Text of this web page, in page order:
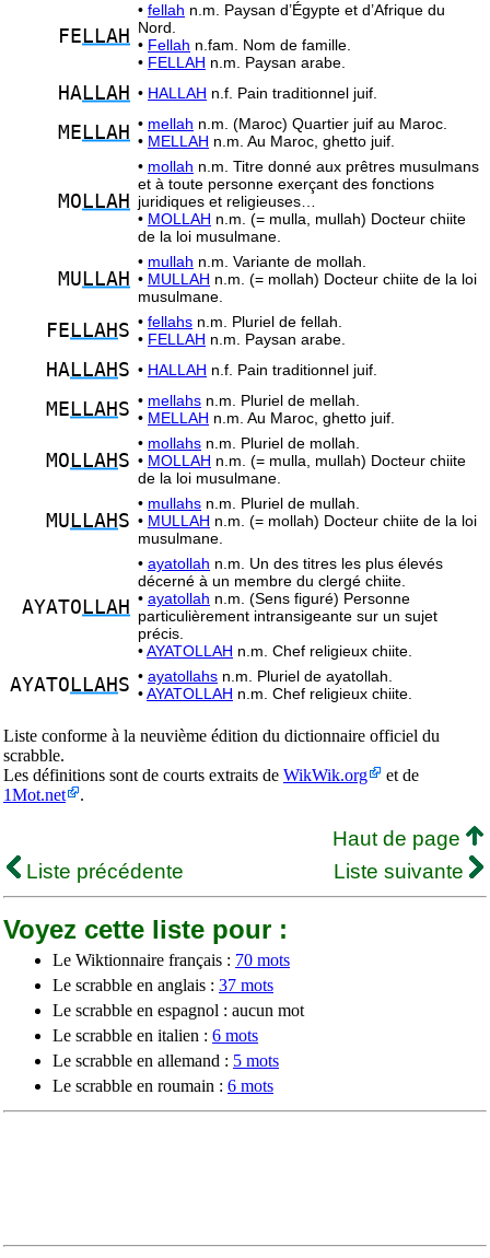
FE LLAH
• fellah n.m. Paysan d’Égypte et d’Afrique du
Nord.
• Fellah n.fam. Nom de famille.
• FELLAH n.m. Paysan arabe.
HALLAH • HALLAH n.f. Pain traditionnel juif.
ME LLAH • mellah n.m. (Maroc) Quartier juif au Maroc.
• MELLAH n.m. Au Maroc, ghetto juif.
MO LLAH
• mollah n.m. Titre donné aux prêtres musulmans
et à toute personne exerçant des fonctions
juridiques et religieuses…
• MOLLAH n.m. (= mulla, mullah) Docteur chiite
de la loi musulmane.
MU LLAH
• mullah n.m. Variante de mollah.
• MULLAH n.m. (= mollah) Docteur chiite de la loi
musulmane.
FE LLAH S • fellahs n.m. Pluriel de fellah.
• FELLAH n.m. Paysan arabe.
HALLAH S • HALLAH n.f. Pain traditionnel juif.
ME LLAH S • mellahs n.m. Pluriel de mellah.
• MELLAH n.m. Au Maroc, ghetto juif.
MO LLAH S
• mollahs n.m. Pluriel de mollah.
• MOLLAH n.m. (= mulla, mullah) Docteur chiite
de la loi musulmane.
MU LLAH S
• mullahs n.m. Pluriel de mullah.
• MULLAH n.m. (= mollah) Docteur chiite de la loi
musulmane.
AYATO LLAH
• ayatollah n.m. Un des titres les plus élevés
décerné à un membre du clergé chiite.
• ayatollah n.m. (Sens figuré) Personne
particulièrement intransigeante sur un sujet
précis.
•AYATOLLAH n.m. Chef religieux chiite.
AYATO LLAH S • ayatollahs n.m. Pluriel de ayatollah.
•AYATOLLAH n.m. Chef religieux chiite.
Liste conforme à la neuvième édition du dictionnaire officiel du
scrabble.
Les définitions sont de courts extraits de WikWik.org
et de
1Mot.net
.
Haut de page
Liste précédente
Liste suivante
Voyez cette liste pour :
Le Wiktionnaire français : 70 mots
Le scrabble en anglais : 37 mots
Le scrabble en espagnol : aucun mot
Le scrabble en italien : 6 mots
Le scrabble en allemand : 5 mots
Le scrabble en roumain : 6 mots